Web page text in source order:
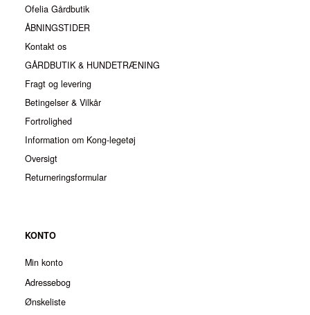
Ofelia Gårdbutik
ÅBNINGSTIDER
Kontakt os
GÅRDBUTIK & HUNDETRÆNING
Fragt og levering
Betingelser & Vilkår
Fortrolighed
Information om Kong-legetøj
Oversigt
Returneringsformular
KONTO
Min konto
Adressebog
Ønskeliste